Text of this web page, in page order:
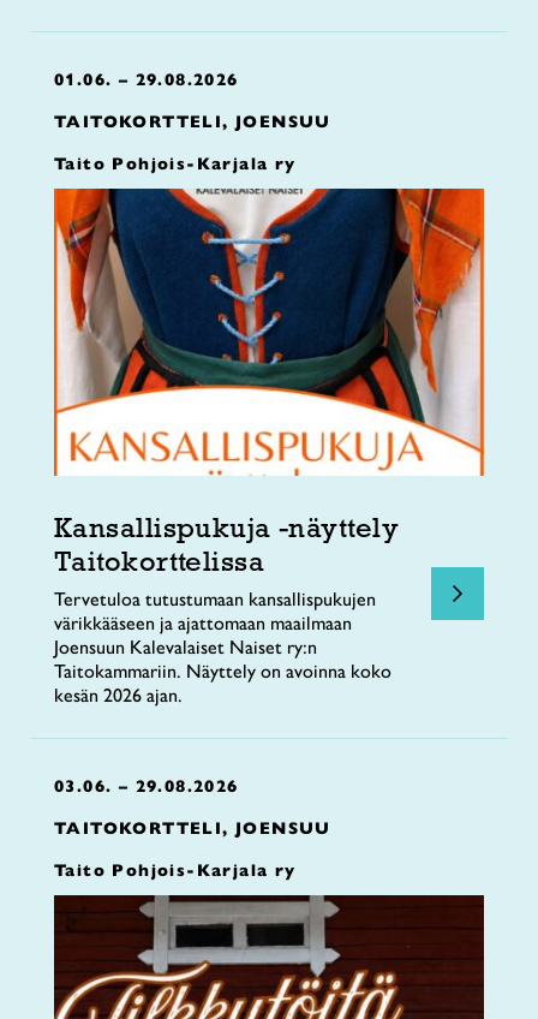
01.06. – 29.08.2026
TAITOKORTTELI, JOENSUU
Taito Pohjois-Karjala ry
Kansallispukuja -näyttely
Taitokorttelissa
Tervetuloa tutustumaan kansallispukujen
värikkääseen ja ajattomaan maailmaan
Joensuun Kalevalaiset Naiset ry:n
Taitokammariin. Näyttely on avoinna koko
kesän 2026 ajan.
03.06. – 29.08.2026
TAITOKORTTELI, JOENSUU
Taito Pohjois-Karjala ry